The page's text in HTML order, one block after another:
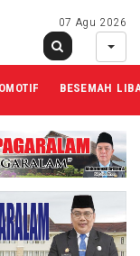
07 Agu 2026
BESEMAH